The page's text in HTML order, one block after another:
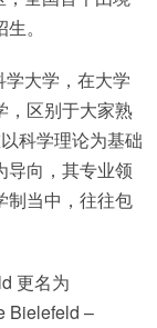
。
大学，在大学
，区别于大家熟
科学理论为基础
导向，其专业领
制当中，往往包
更名为
Bielefeld –